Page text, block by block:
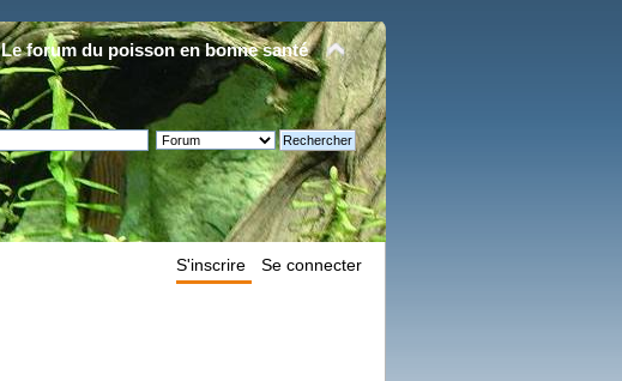
Le forum du poisson en bonne santé
Se connecter
S'inscrire